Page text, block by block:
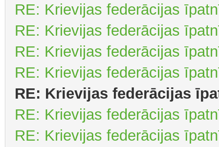
RE: Krievijas federācijas
RE: Krievijas federācijas
RE: Krievijas federācijas
RE: Krievijas federācijas
RE: Krievijas federācijas
RE: Krievijas federācijas
RE: Krievijas federācijas